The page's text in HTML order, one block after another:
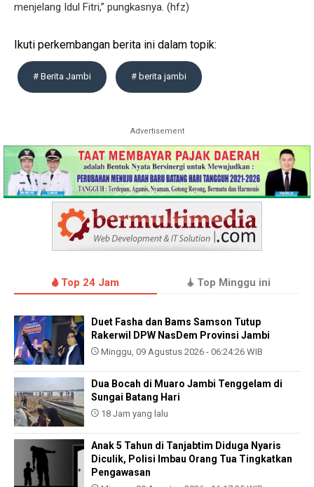
menjelang Idul Fitri,” pungkasnya. (hfz)
Ikuti perkembangan berita ini dalam topik:
# Berita Jambi # berita jambi
Advertisement
Top 24 Jam Top Minggu ini
Duet Fasha dan Bams Samson Tutup
Rakerwil DPW NasDem Provinsi Jambi
Minggu, 09 Agustus 2026 - 06:24:26 WIB
Dua Bocah di Muaro Jambi Tenggelam di
Sungai Batang Hari
18 Jam yang lalu
Anak 5 Tahun di Tanjabtim Diduga Nyaris
Diculik, Polisi Imbau Orang Tua Tingkatkan
Pengawasan